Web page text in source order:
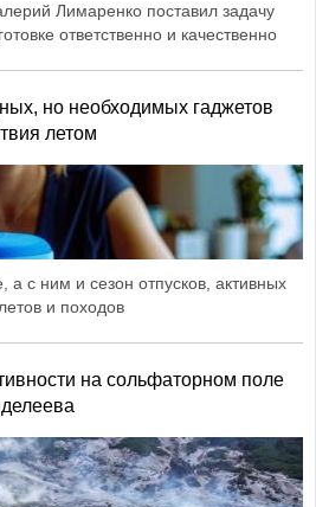
Лимаренко поставил задачу
ответственно и качественно
но необходимых гаджетов
летом
а с ним и сезон отпусков, активных
и походов
на сольфаторном поле